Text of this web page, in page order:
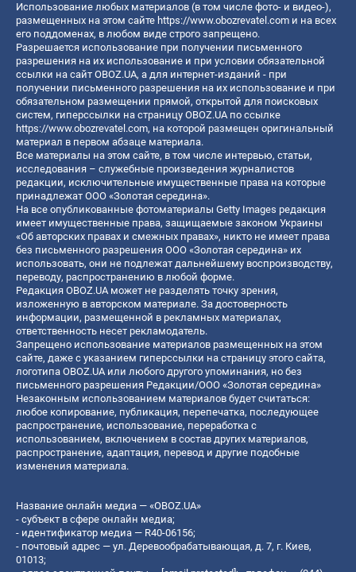
Использование любых материалов (в том числе фото- и видео-),
размещенных на этом сайте https://www.obozrevatel.com и на всех
его поддоменах, в любом виде строго запрещено.
Разрешается использование при получении письменного
разрешения на их использование и при условии обязательной
ссылки на сайт OBOZ.UA, а для интернет-изданий - при
получении письменного разрешения на их использование и при
обязательном размещении прямой, открытой для поисковых
систем, гиперссылки на страницу OBOZ.UA по ссылке
https://www.obozrevatel.com, на которой размещен оригинальный
материал в первом абзаце материала.
Все материалы на этом сайте, в том числе интервью, статьи,
исследования – служебные произведения журналистов
редакции, исключительные имущественные права на которые
принадлежат ООО «Золотая середина».
На все опубликованные фотоматериалы Getty Images редакция
имеет имущественные права, защищаемые законом Украины
«Об авторских правах и смежных правах», никто не имеет права
без письменного разрешения ООО «Золотая середина» их
использовать, они не подлежат дальнейшему воспроизводству,
переводу, распространению в любой форме.
Редакция OBOZ.UA может не разделять точку зрения,
изложенную в авторском материале. За достоверность
информации, размещенной в рекламных материалах,
ответственность несет рекламодатель.
Запрещено использование материалов размещенных на этом
сайте, даже с указанием гиперссылки на страницу этого сайта,
логотипа OBOZ.UA или любого другого упоминания, но без
письменного разрешения Редакции/ООО «Золотая середина»
Незаконным использованием материалов будет считаться:
любое копирование, публикация, перепечатка, последующее
распространение, использование, переработка с
использованием, включением в состав других материалов,
распространение, адаптация, перевод и другие подобные
изменения материала.
Название онлайн медиа — «OBOZ.UA»
- субъект в сфере онлайн медиа;
- идентификатор медиа — R40-06156;
- почтовый адрес — ул. Деревообрабатывающая, д. 7, г. Киев,
01013;